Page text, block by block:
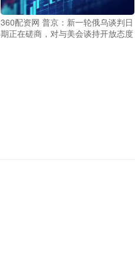
360配资网 普京：新一轮俄乌谈判日
期正在磋商，对与美会谈持开放态度